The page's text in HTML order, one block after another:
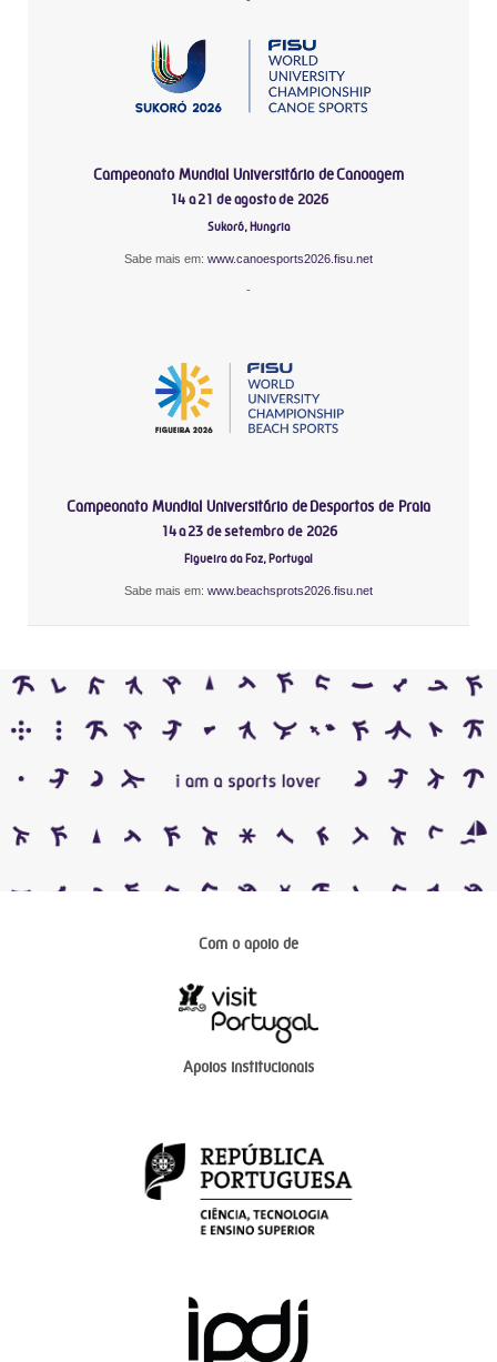
Campeonato Mundial Universitário de Canoagem
14 a 21 de agosto de 2026
Sukoró, Hungria
Sabe mais em: www.canoesports2026.fisu.net
-
Campeonato Mundial Universitário de Desportos de Praia
14 a 23 de setembro de 2026
Figueira da Foz, Portugal
Sabe mais em: www.beachsprots2026.fisu.net
Com o apoio de
Apoios institucionais